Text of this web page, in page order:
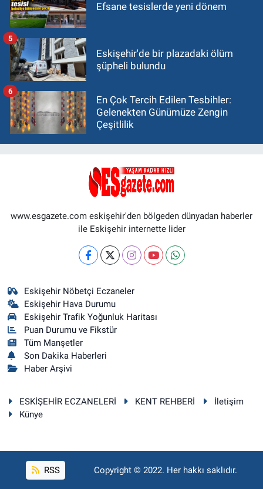
Efsane tesislerde yeni dönem
Eskişehir'de bir plazadaki ölüm
şüpheli bulundu
5
En Çok Tercih Edilen Tesbihler:
Gelenekten Günümüze Zengin
Çeşitlilik
6
www.esgazete.com eskişehir'den bölgeden dünyadan haberler
ile Eskişehir internette lider
Eskişehir Nöbetçi Eczaneler
Eskişehir Hava Durumu
Eskişehir Trafik Yoğunluk Haritası
Puan Durumu ve Fikstür
Tüm Manşetler
Son Dakika Haberleri
Haber Arşivi
ESKİŞEHİR ECZANELERİ KENT REHBERİ
İletişim
Künye
RSS Copyright © 2022. Her hakkı saklıdır.